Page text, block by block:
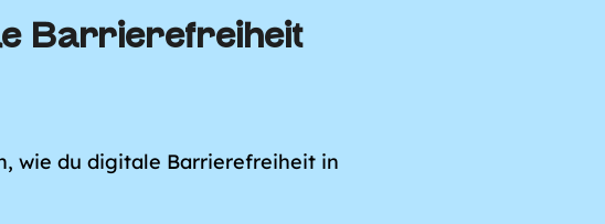
Barriere­freiheit
wie du digitale Barrierefreiheit in